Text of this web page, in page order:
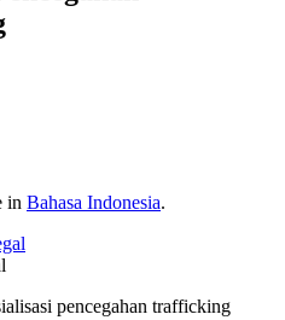
in Bahasa Indonesia.
pencegahan trafficking